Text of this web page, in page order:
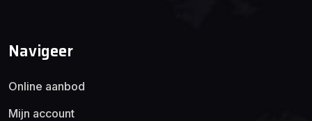
Navigeer
Online aanbod
Mijn account